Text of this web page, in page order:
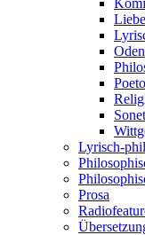
Oden
Lyrisch-
Prosa